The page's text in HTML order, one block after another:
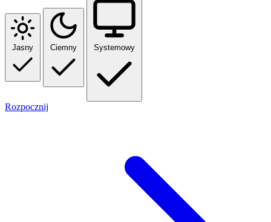
Jasny Ciemny Systemowy
Rozpocznij